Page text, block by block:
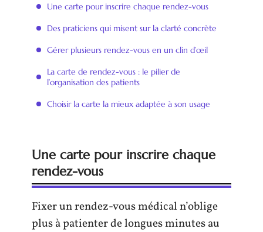
Une carte pour inscrire chaque rendez-vous
Des praticiens qui misent sur la clarté concrète
Gérer plusieurs rendez-vous en un clin d’œil
La carte de rendez-vous : le pilier de
l’organisation des patients
Choisir la carte la mieux adaptée à son usage
Une carte pour inscrire chaque
rendez-vous
Fixer un rendez-vous médical n’oblige
plus à patienter de longues minutes au